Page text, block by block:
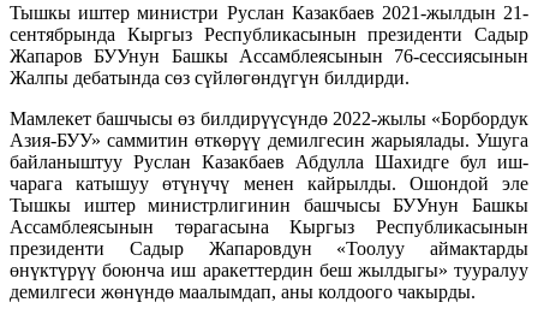
Тышкы иштер министри Руслан Казакбаев 2021-жылдын 21-
сентябрында Кыргыз Республикасынын президенти Садыр
Жапаров БУУнун Башкы Ассамблеясынын 76-сессиясынын
Жалпы дебатында сөз сүйлөгөндүгүн билдирди.
Мамлекет башчысы өз билдирүүсүндө 2022-жылы «Борбордук
Азия-БУУ» саммитин өткөрүү демилгесин жарыялады. Ушуга
байланыштуу Руслан Казакбаев Абдулла Шахидге бул иш-
чарага катышуу өтүнүчү менен кайрылды. Ошондой эле
Тышкы иштер министрлигинин башчысы БУУнун Башкы
Ассамблеясынын төрагасына Кыргыз Республикасынын
президенти Садыр Жапаровдун «Тоолуу аймактарды
өнүктүрүү боюнча иш аракеттердин беш жылдыгы» тууралуу
демилгеси жөнүндө маалымдап, аны колдоого чакырды.